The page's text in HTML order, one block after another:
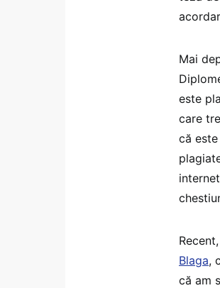
Mai
este
care
că
Blaga,
că am